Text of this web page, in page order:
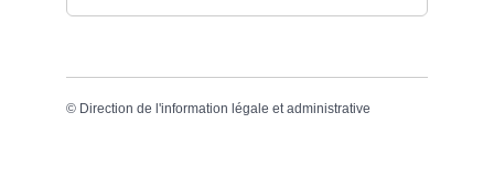
© Direction de l'information légale et administrative